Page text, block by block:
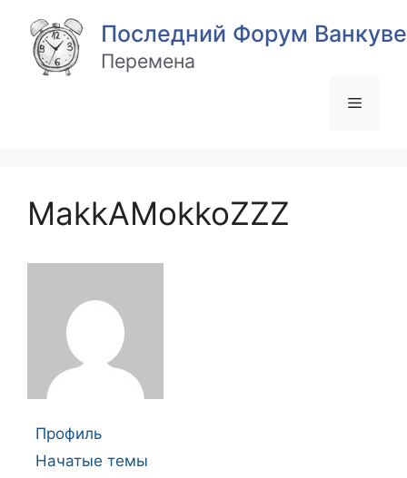
содержимому
Последний Форум
Перемена
Меню
MakkAMokkoZZZ
Профиль
Начатые темы